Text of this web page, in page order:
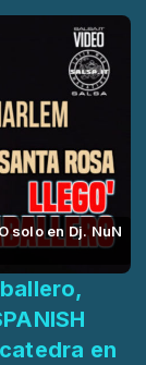
solo en Dj. NuN
en